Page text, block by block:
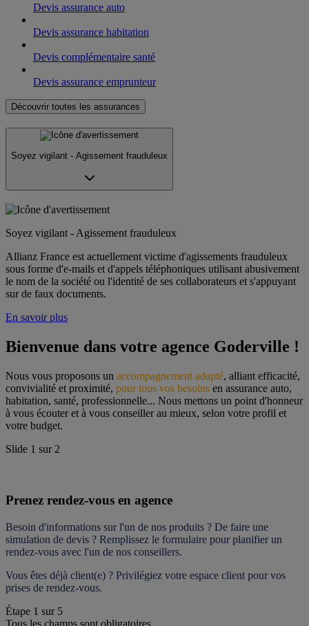
Devis assurance auto
Devis assurance habitation
Devis complémentaire santé
Devis assurance emprunteur
Découvrir toutes les assurances
Soyez vigilant - Agissement frauduleux
Soyez vigilant - Agissement frauduleux
Allianz France est actuellement victime d'agissements frauduleux
sous forme d'e-mails et d'appels téléphoniques utilisant abusivement
le nom de la société ou l'identité de ses collaborateurs et s'appuyant
sur de faux documents.
En savoir plus
Bienvenue dans votre agence Goderville !
Nous vous proposons un accompagnement adapté, alliant efficacité,
convivialité et proximité, pour tous vos besoins en assurance auto,
habitation, santé, professionnelle... Nous mettons un point d'honneur
à vous écouter et à vous conseiller au mieux, selon votre profil et
votre budget.
Slide 1 sur 2
Prenez rendez-vous en agence
Besoin d'informations sur l'un de nos produits ? De faire une
simulation de devis ? Remplissez le formulaire pour planifier un
rendez-vous avec l'un de nos conseillers.
Vous êtes déjà client(e) ? Privilégiez votre espace client pour vos
prises de rendez-vous.
Étape 1 sur 5
Tous les champs sont obligatoires